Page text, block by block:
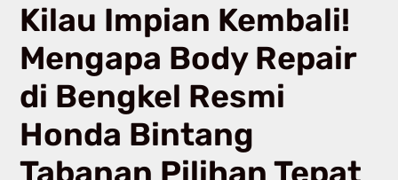
Kilau Impian Kembali!
Mengapa Body Repair
di Bengkel Resmi
Honda Bintang